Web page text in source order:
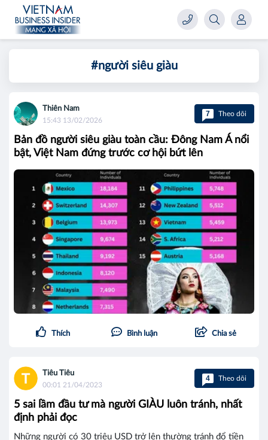
#người siêu giàu
Thiên Nam
15:43 13/02/2026
7 Theo dõi
Bản đồ người siêu giàu toàn cầu: Đông Nam Á nổi
bật, Việt Nam đứng trước cơ hội bứt lên
Thích Bình luận Chia sẻ
Tiêu Tiêu
00:01 21/04/2023
4 Theo dõi
5 sai lầm đầu tư mà người GIÀU luôn tránh, nhất
định phải đọc
Những người có 30 triệu USD trở lên thường tránh đổ tiền